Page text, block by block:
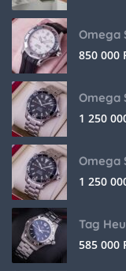
Omega
850 000
Omega
1 250
Omega
1 250
Tag
585 000